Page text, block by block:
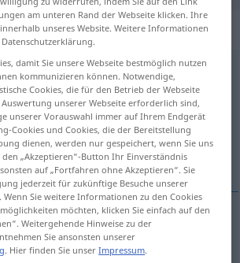
Übersetzung anklicken/antippen)
am unteren Rand der Webseite klicken. Ihre
unseres Website. Weitere Informationen
damit Sie unsere Webseite bestmöglich nutzen
kommunizieren können. Notwendige,
Cookies, die für den Betrieb der Webseite
unserer Webseite erforderlich sind,
unserer Vorauswahl immer auf Ihrem Endgerät
Cookies und Cookies, die der Bereitstellung
dienen, werden nur gespeichert, wenn Sie uns
„Akzeptieren“-Button Ihr Einverständnis
auf „Fortfahren ohne Akzeptieren“. Sie
jederzeit für zukünftige Besuche unserer
Sie weitere Informationen zu den Cookies
möchten, klicken Sie einfach auf den
Weitergehende Hinweise zu der
Sie ansonsten unserer
. Hier finden Sie unserImpressum.